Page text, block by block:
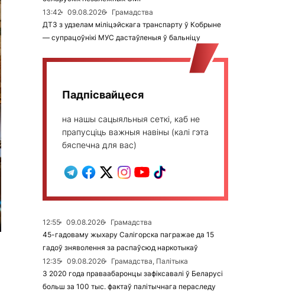
13:42
09.08.2026
Грамадства
ДТЗ з удзелам міліцэйскага транспарту ў Кобрыне
— супрацоўнікі МУС дастаўленыя ў бальніцу
Падпісвайцеся
на нашы сацыяльныя сеткі, каб не
прапусціць важныя навіны (калі гэта
бяспечна для вас)
12:55 09.08.2026
Грамадства
45-гадоваму жыхару Салігорска пагражае да 15
гадоў зняволення за распаўсюд наркотыкаў
12:35
09.08.2026
Грамадства, Палітыка
З 2020 года праваабаронцы зафіксавалі ў Беларусі
больш за 100 тыс. фактаў палітычнага пераследу